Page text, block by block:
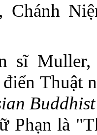
Chánh
sĩ
Thuật
Phạn là